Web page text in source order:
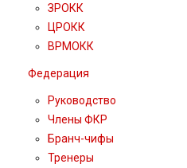
ЗРОКК
ЦРОКК
ВРМОКК
Федерация
Руководство
Члены ФКР
Бранч-чифы
Тренеры